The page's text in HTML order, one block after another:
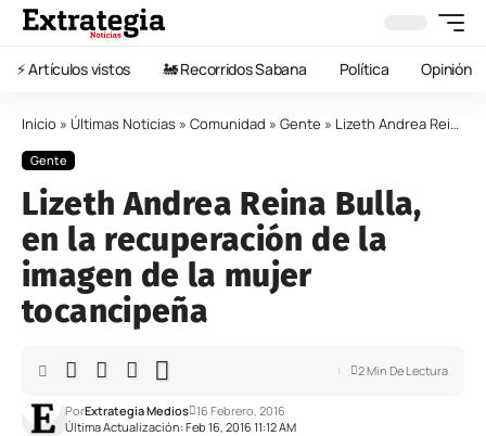
⚡️ Artículos vistos 🚂 Recorridos Sabana Política Opinión
Inicio » Últimas Noticias » Comunidad » Gente » Lizeth Andrea Reina Bulla, en la recuperación de la imagen de la mujer tocancipeña
Gente
Lizeth Andrea Reina Bulla,
en la recuperación de la
imagen de la mujer
tocancipeña
Última Actualización: Feb 16, 2016 11:12 AM
PorExtrategia Medios 16 Febrero, 2016
2 Min De Lectura